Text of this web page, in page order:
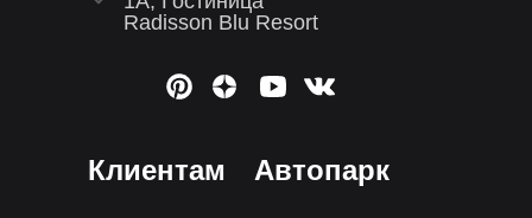
Клиентам Автопарк
Radisson Blu Resort